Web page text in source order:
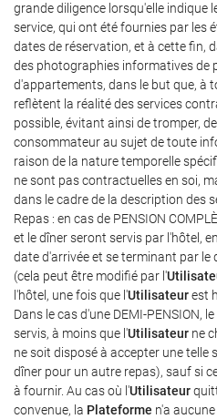
grande diligence lorsqu'elle indique
service, qui ont été fournies par les
dates de réservation, et à cette fin,
des photographies informatives de
d'appartements, dans le but que, à
reflètent la réalité des services
possible, évitant ainsi de tromper,
consommateur au sujet de toute
raison de la nature temporelle
ne sont pas contractuelles en soi,
dans le cadre de la description des
Repas : en cas de PENSION
et le dîner seront servis par l'hôtel,
date d'arrivée et se terminant par le
(cela peut être modifié par l'
l'hôtel, une fois que l'Utilisateurest
Dans le cas d'une DEMI-PENSION,
servis, à moins que l'Utilisateur ne
ne soit disposé à accepter une telle
dîner pour un autre repas), sauf si
à fournir. Au cas où l'Utilisateur
convenue, la Plateforme n'a